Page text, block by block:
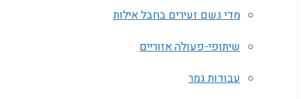
מדי גשם זעירים בחבל אילות
שיתופי-פעולה אזוריים
עבודות גמר